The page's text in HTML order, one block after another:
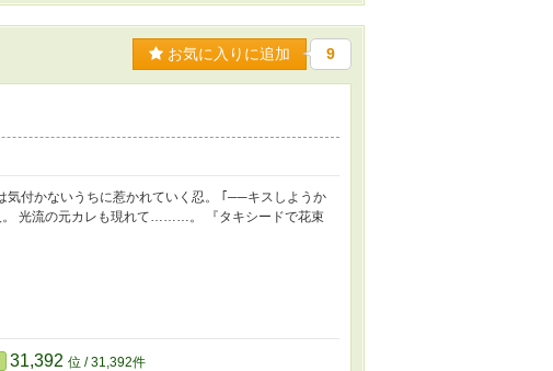
お気に入りに追加 9
気付かないうちに惹かれていく忍。 ｢──キスしようか
光流の元カレも現れて………。 『タキシードで花束
31,392 位 / 31,392件